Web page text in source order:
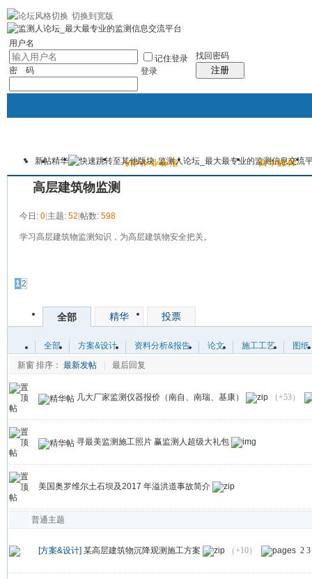
切换到宽版
用户名
密 码
记住登录
登录
找回密码
注册
主站 论坛 VIP企业会员 监测照片 自主软件
新帖精华 监测人论坛_最大最专业的监测信息交流
高层建筑物监测
今日: 0|主题: 52|帖数: 598
学习高层建筑物监测知识，为高层建筑物安全把关。
12
全部 精华 投票
全部 方案&设计 资料分析&报告 论文 施工工艺
图纸
新窗 排序： 最新发帖 最后回复
几大厂家监测仪器报价（南自、南瑞、基康） （+53）
寻最美监测施工照片 赢监测人超级大礼包
美国奥罗维尔土石坝及2017 年溢洪道事故简介
普通主题
[方案&设计] 某高层建筑物沉降观测施工方案 （+10） 2 3